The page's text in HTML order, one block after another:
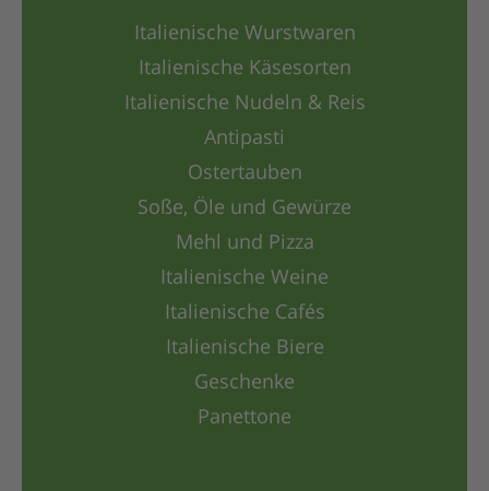
Italienische Wurstwaren
Italienische Käsesorten
Italienische Nudeln & Reis
Antipasti
Ostertauben
Soße, Öle und Gewürze
Mehl und Pizza
Italienische Weine
Italienische Cafés
Italienische Biere
Geschenke
Panettone